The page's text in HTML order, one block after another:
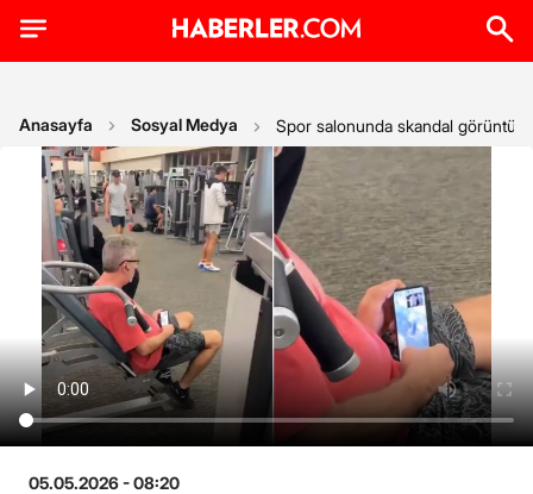
Anasayfa Sosyal Medya Spor salonunda skandal görüntü!
05.05.2026 - 08:20